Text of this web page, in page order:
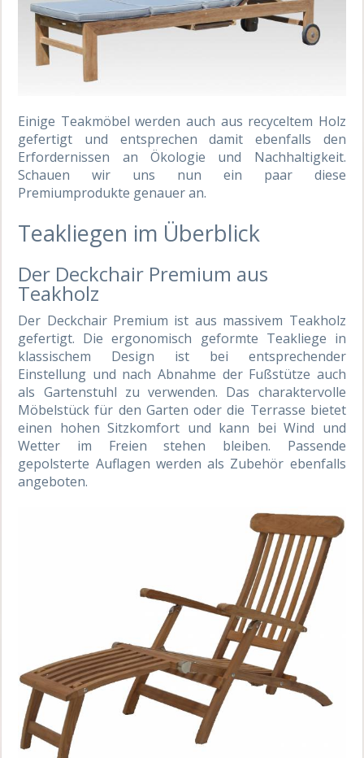
Einige Teakmöbel werden auch aus recyceltem Holz
gefertigt und entsprechen damit ebenfalls den
Erfordernissen an Ökologie und Nachhaltigkeit.
Schauen wir uns nun ein paar diese
Premiumprodukte genauer an.
Teakliegen im Überblick
Der Deckchair Premium aus
Teakholz
Der Deckchair Premium ist aus massivem Teakholz
gefertigt. Die ergonomisch geformte Teakliege in
klassischem Design ist bei entsprechender
Einstellung und nach Abnahme der Fußstütze auch
als Gartenstuhl zu verwenden. Das charaktervolle
Möbelstück für den Garten oder die Terrasse bietet
einen hohen Sitzkomfort und kann bei Wind und
Wetter im Freien stehen bleiben. Passende
gepolsterte Auflagen werden als Zubehör ebenfalls
angeboten.